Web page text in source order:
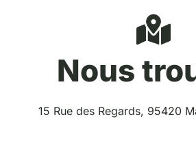
Nous
15 Rue des Regards, 95420